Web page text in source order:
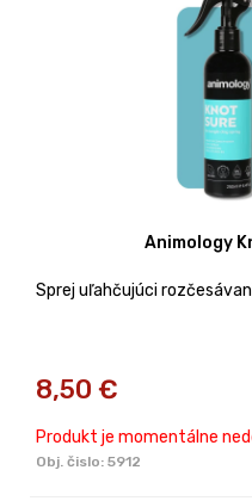
Animology
Sprej uľahčujúci
8,50 €
Produkt je momentálne
Obj. čislo: 5912